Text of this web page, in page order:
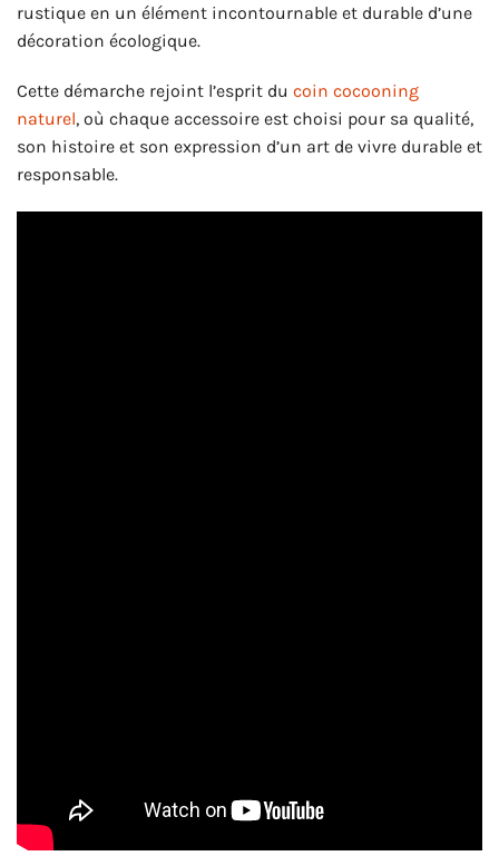
rustique en un élément incontournable et durable d’une
décoration écologique.
Cette démarche rejoint l’esprit du coin cocooning
naturel, où chaque accessoire est choisi pour sa qualité,
son histoire et son expression d’un art de vivre durable et
responsable.